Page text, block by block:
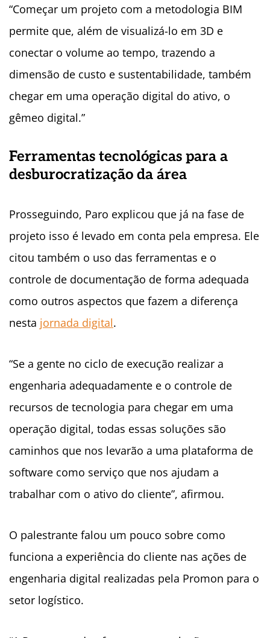
“Começar um projeto com a metodologia BIM
permite que, além de visualizá-lo em 3D e
conectar o volume ao tempo, trazendo a
dimensão de custo e sustentabilidade, também
chegar em uma operação digital do ativo, o
gêmeo digital.”
Ferramentas tecnológicas para a
desburocratização da área
Prosseguindo, Paro explicou que já na fase de
projeto isso é levado em conta pela empresa. Ele
citou também o uso das ferramentas e o
controle de documentação de forma adequada
como outros aspectos que fazem a diferença
nesta jornada digital.
“Se a gente no ciclo de execução realizar a
engenharia adequadamente e o controle de
recursos de tecnologia para chegar em uma
operação digital, todas essas soluções são
caminhos que nos levarão a uma plataforma de
software como serviço que nos ajudam a
trabalhar com o ativo do cliente”, afirmou.
O palestrante falou um pouco sobre como
funciona a experiência do cliente nas ações de
engenharia digital realizadas pela Promon para o
setor logístico.